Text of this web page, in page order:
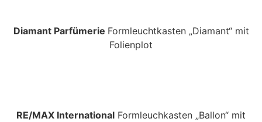
Diamant Parfümerie Formleuchtkasten „Diamant“ mit
Folienplot
RE/MAX International Formleuchkasten „Ballon“ mit